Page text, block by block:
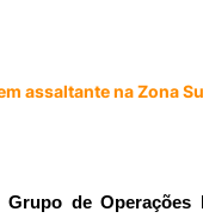
assaltante na Zona
de Operações